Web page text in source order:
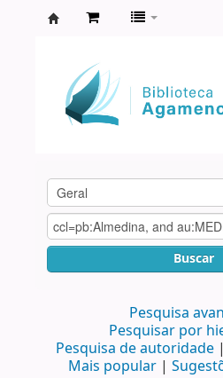
Agamenon
Magalhães
Buscar
Pesquisa
Pesquisar por
Pesquisa de autoridade
Mais popular